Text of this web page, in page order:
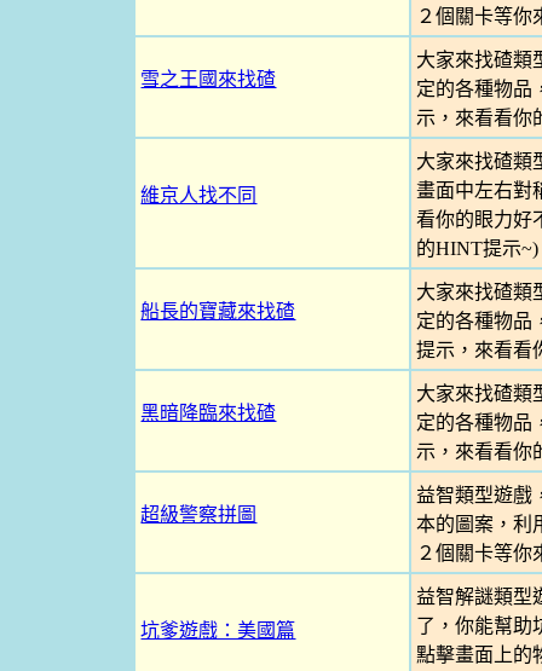
２個關卡等你
雪之王國來找碴
大家來找碴類
定的各種物品
示，來看看你
維京人找不同
大家來找碴類
畫面中左右對
看你的眼力好
的HINT提示~)
船長的寶藏來找碴
大家來找碴類
定的各種物品
提示，來看看
黑暗降臨來找碴
大家來找碴類
定的各種物品
示，來看看你
超級警察拼圖
益智類型遊戲
本的圖案，利
２個關卡等你
坑爹遊戲：美國篇
益智解謎類型
了，你能幫助
點擊畫面上的